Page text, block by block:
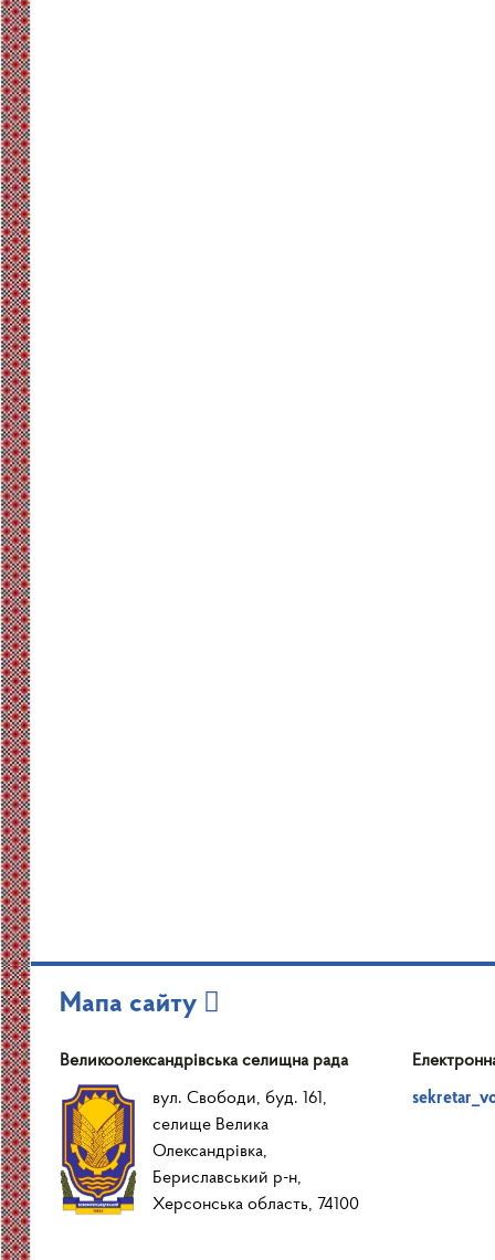
Мапа сайту
Великоолександрівська селищна рада
вул. Свободи, буд. 161,
селище Велика
Олександрівка,
Бериславський р-н,
Херсонська область, 74100